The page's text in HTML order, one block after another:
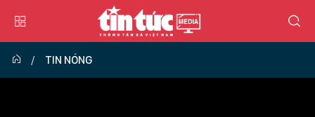
TIN NÓNG